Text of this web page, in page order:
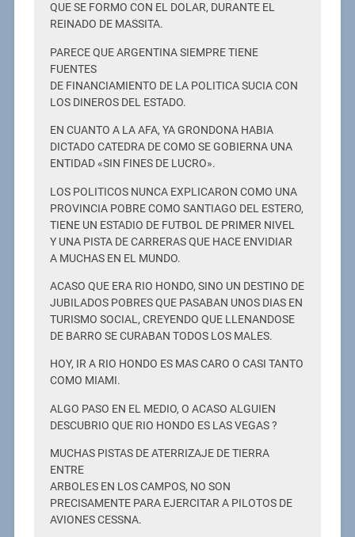
QUE SE FORMO CON EL DOLAR, DURANTE EL
REINADO DE MASSITA.
PARECE QUE ARGENTINA SIEMPRE TIENE
FUENTES
DE FINANCIAMIENTO DE LA POLITICA SUCIA CON
LOS DINEROS DEL ESTADO.
EN CUANTO A LA AFA, YA GRONDONA HABIA
DICTADO CATEDRA DE COMO SE GOBIERNA UNA
ENTIDAD «SIN FINES DE LUCRO».
LOS POLITICOS NUNCA EXPLICARON COMO UNA
PROVINCIA POBRE COMO SANTIAGO DEL ESTERO,
TIENE UN ESTADIO DE FUTBOL DE PRIMER NIVEL
Y UNA PISTA DE CARRERAS QUE HACE ENVIDIAR
A MUCHAS EN EL MUNDO.
ACASO QUE ERA RIO HONDO, SINO UN DESTINO DE
JUBILADOS POBRES QUE PASABAN UNOS DIAS EN
TURISMO SOCIAL, CREYENDO QUE LLENANDOSE
DE BARRO SE CURABAN TODOS LOS MALES.
HOY, IR A RIO HONDO ES MAS CARO O CASI TANTO
COMO MIAMI.
ALGO PASO EN EL MEDIO, O ACASO ALGUIEN
DESCUBRIO QUE RIO HONDO ES LAS VEGAS ?
MUCHAS PISTAS DE ATERRIZAJE DE TIERRA
ENTRE
ARBOLES EN LOS CAMPOS, NO SON
PRECISAMENTE PARA EJERCITAR A PILOTOS DE
AVIONES CESSNA.